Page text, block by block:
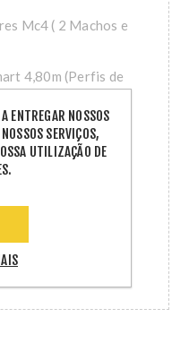
Mc4 ( 2 Machos e
4,80m (Perfis de
Smart 2,40m
Cc Nbr 16 Preto Pc
Nbr 16 Vermelho
ENTREGAR NOSSOS
SERVIÇOS,
UTILIZAÇÃO DE